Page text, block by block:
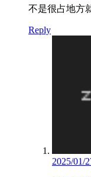
不是很占地方
Reply
2025/01/